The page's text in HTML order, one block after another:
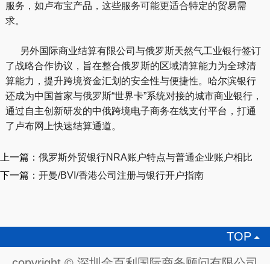
服务，如卢布宝产品，这些服务可能更适合特定的贸易需
求。
另外国际商业结算有限公司与俄罗斯天然气工业银行签订
了战略合作协议，旨在整合俄罗斯的区域清算能力为全球清
算能力，提升跨境资金汇划的安全性与便捷性。哈尔滨银行
还成为中国首家与俄罗斯“世界卡”系统对接的城市商业银行，
通过自主创新研发的中俄跨境电子商务在线支付平台，打通
了卢布网上快速结算通道。
上一篇： 俄罗斯外贸银行NRA账户特点与普通企业账户相比
下一篇： 开曼/BVI/香港公司注册与银行开户指南
TOP